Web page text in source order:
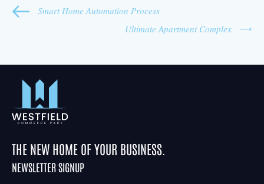
Smart Home Automation Process
Ultimate Apartment Complex
THE NEW HOME OF YOUR BUSINESS.
NEWSLETTER SIGNUP